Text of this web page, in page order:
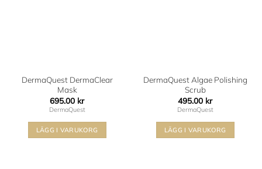
DermaQuest DermaClear
Mask
695.00 kr
DermaQuest
LÄGG I VARUKORG
DermaQuest Algae Polishing
Scrub
495.00 kr
DermaQuest
LÄGG I VARUKORG